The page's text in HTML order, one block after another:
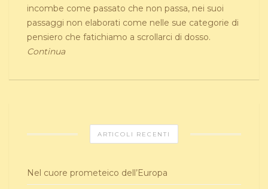
incombe come passato che non passa, nei suoi
passaggi non elaborati come nelle sue categorie di
pensiero che fatichiamo a scrollarci di dosso.
Continua
ARTICOLI RECENTI
Nel cuore prometeico dell’Europa